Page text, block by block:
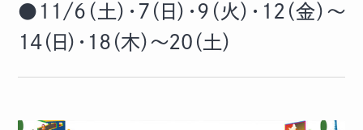
●11/6（土）・7（日）・9（火）・12（金）～
14（日）・18（木）～20（土）